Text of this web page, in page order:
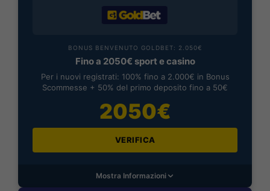
BONUS BENVENUTO GOLDBET: 2.050€
Fino a 2050€ sport e casino
Per i nuovi registrati: 100% fino a 2.000€ in Bonus
Scommesse + 50% del primo deposito fino a 50€
2050€
VERIFICA
Mostra Informazioni